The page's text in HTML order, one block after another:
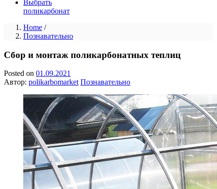
Выбрать
поликарбонат
Home /
Познавательно
Сбор и монтаж поликарбонатных теплиц
Posted on 01.09.2021
Автор: polikarbomarket Познавательно